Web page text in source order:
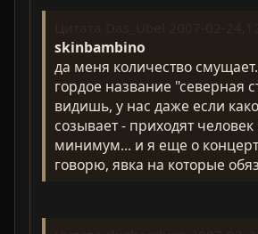
skinbambino
да меня количество
гордое название "северная
видишь, у нас даже если
созывает - приходят человек
минимум... и я еще о
говорю, явка на которые